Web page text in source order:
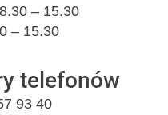
– 15.30
– 15.30
telefonów
93 40